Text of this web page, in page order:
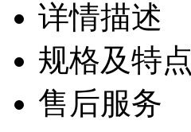
详情描述
规格及特点
售后服务